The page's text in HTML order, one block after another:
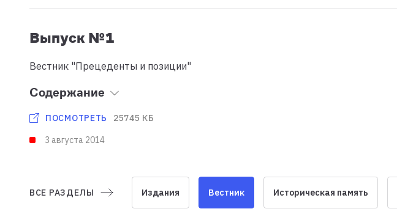
Издания Вестник Историческая память
ВСЕ РАЗДЕЛЫ
Выпуск №1
Вестник "Прецеденты и позиции"
Содержание
ПОСМОТРЕТЬ 25745 КБ
3 августа 2014